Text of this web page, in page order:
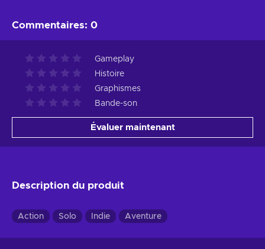
Commentaires: 0
Gameplay
Histoire
Graphismes
Bande-son
Évaluer maintenant
Description du produit
Action Solo Indie Aventure